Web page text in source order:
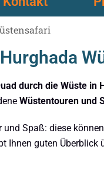
durch die Wüste in
Wüstentouren und
Spaß: diese
Ihnen guten Überblick